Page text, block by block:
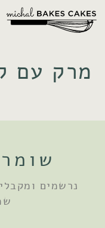
מרק עם
נרשמים